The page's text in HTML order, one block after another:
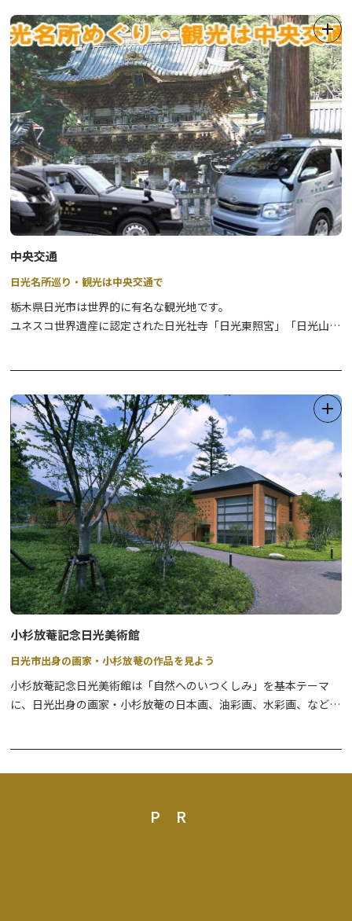
中央交通
日光名所巡り・観光は中央交通で
栃木県日光市は世界的に有名な観光地です。
ユネスコ世界遺産に認定された日光社寺「日光東照宮」「日光山輪
「中央交通」では良心的な料金体制で運行しております。
お客様のニーズにあったコースで日光市観光を満喫してください。
また、福祉、通院、飲み会の送迎など、親切・丁寧・安全な「中央
交通」のタクシーをご利用ください。
ベテラン乗務員が安全と満足をお約束し、皆様をお待ちしておりま
す！
小杉放菴記念日光美術館
日光市出身の画家・小杉放菴の作品を見よう
小杉放菴記念日光美術館は「自然へのいつくしみ」を基本テーマ
に、日光出身の画家・小杉放菴の日本画、油彩画、水彩画、などの
美の世界を十分にお楽しみ下さい。
PR